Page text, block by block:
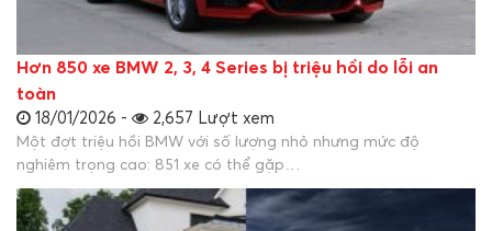
Hơn 850 xe BMW 2, 3, 4 Series bị triệu hồi do lỗi an
toàn
18/01/2026 - 2,657 Lượt xem
Một đợt triệu hồi BMW với số lượng nhỏ nhưng mức độ
nghiêm trọng cao: 851 xe có thể gặp…